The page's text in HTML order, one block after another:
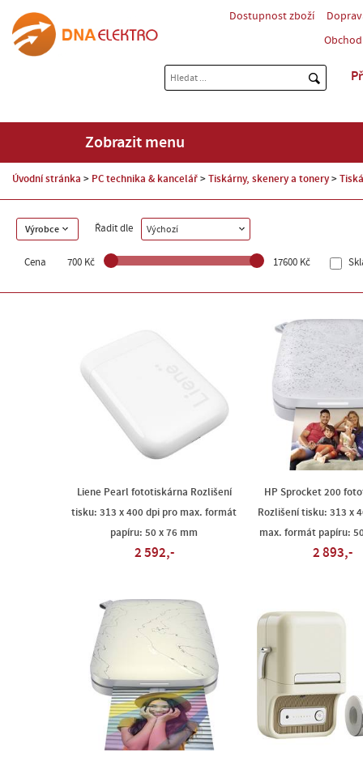
Dostupnost zboží
Zobrazit menu
Úvodní stránka PC technika & kancelář Tiskárny, skenery a tonery
Výrobce Řadit dle Výchozí
Cena 700 Kč 17600 Kč
Liene Pearl fototiskárna Rozlišení
tisku: 313 x 400 dpi pro max. formát
papíru: 50 x 76 mm
2 592,-
HP Sprocket 200
Rozlišení tisku: 313 x
max. formát papíru:
2 893,-